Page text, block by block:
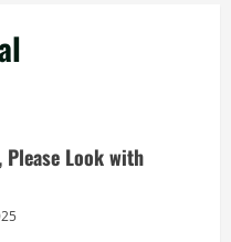
Please Look with